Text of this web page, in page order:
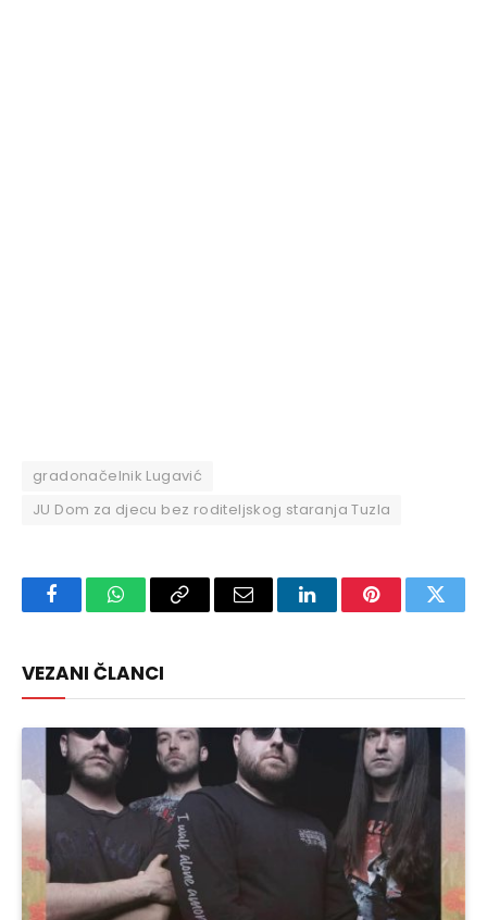
gradonačelnik Lugavić
JU Dom za djecu bez roditeljskog staranja Tuzla
FacebookWhatsAppCopy
Email LinkedInPinterest
VEZANI ČLANCI